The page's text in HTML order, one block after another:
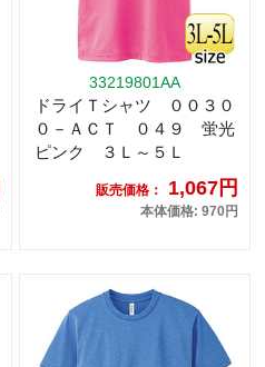
33219801AA
ドライＴシャツ ００３０
０－ＡＣＴ ０４９ 蛍光
ピンク ３Ｌ～５Ｌ
販売価格： 1,067円
本体価格: 970円